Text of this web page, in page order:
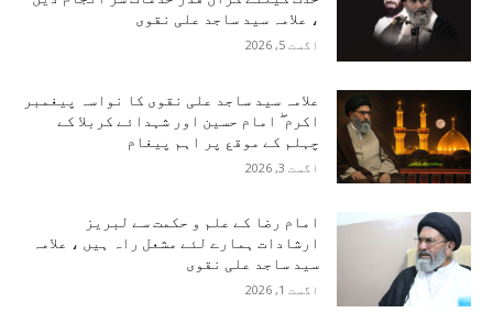
، علامہ سید ساجد علی نقوی
اگست 5, 2026
علامہ سید ساجد علی نقوی کا نواسہ پیغمبر
اکرم ۖ امام حسین اور شہدائے کربلا کے
چہلم کے موقع پر اہم پیغام
اگست 3, 2026
امام رضا کے علم و حکمت سے لبریز
ارشادات ہمارے لئے مشعل راہ ہیں ، علامہ
سید ساجد علی نقوی
اگست 1, 2026